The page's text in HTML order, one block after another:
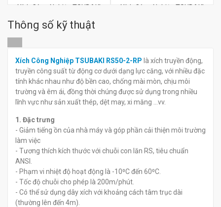
Xích Công Nghiệp TSUBAKI
0
Xích Công Nghiệp TSUBAKI
0đ
Thông số kỹ thuật
Xích Công Nghiệp TSUBAKI RS50-2-RP là xích truyền động,
truyền công suất từ động cơ dưới dạng lực căng, với nhiều đặc
tính khác nhau như độ bền cao, chống mài mòn, chịu môi
trường và êm ái, đồng thời chúng được sử dụng trong nhiều
lĩnh vực như sản xuất thép, dệt may, xi măng ...vv.
1. Đặc trưng
- Giảm tiếng ồn của nhà máy và góp phần cải thiện môi trường
làm việc
- Tương thích kích thước với chuỗi con lăn RS, tiêu chuẩn
ANSI.
- Phạm vi nhiệt độ hoạt động là -10⁰C đến 60⁰C.
- Tốc độ chuỗi cho phép là 200m/phút.
- Có thể sử dụng dây xích với khoảng cách tâm trục dài
(thường lên đến 4m).